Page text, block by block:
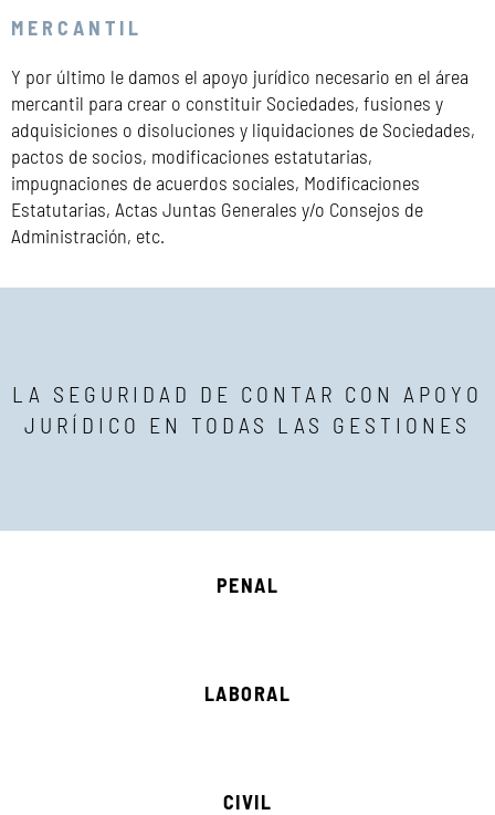
MERCANTIL
Y por último le damos el apoyo jurídico necesario en el área
mercantil para crear o constituir Sociedades, fusiones y
adquisiciones o disoluciones y liquidaciones de Sociedades,
pactos de socios, modificaciones estatutarias,
impugnaciones de acuerdos sociales, Modificaciones
Estatutarias, Actas Juntas Generales y/o Consejos de
Administración, etc.
LA SEGURIDAD DE CONTAR CON APOYO
JURÍDICO EN TODAS LAS GESTIONES
PENAL
LABORAL
CIVIL